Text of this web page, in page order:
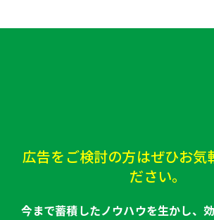
広告をご検討の方はぜひお気
ださい。
今まで蓄積したノウハウを生かし、